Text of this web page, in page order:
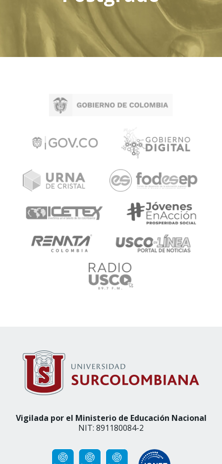
Vigilada por el Ministerio de Educación Nacional
NIT: 891180084-2